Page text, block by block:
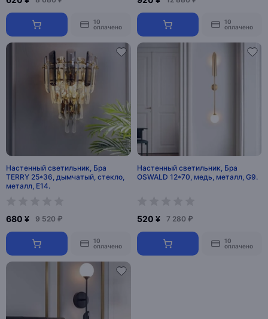
10
оплачено
10
оплачено
Настенный светильник, Бра
TERRY 25*36, дымчатый, стекло,
металл, Е14.
680 ¥ 9 520 ₽
10
оплачено
Настенный светильник, Бра
OSWALD 12*70, медь, металл, G9.
520 ¥ 7 280 ₽
10
оплачено